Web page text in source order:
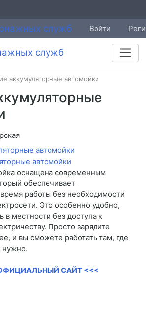
Войти
служб
аккумуляторные автомойки
автомойки
оснащена современным
обеспечивает
работы без необходимости
Это особенно удобно,
в местности без доступа к
Просто зарядите
и вы сможете работать там, где
нужно.
САЙТ <<<